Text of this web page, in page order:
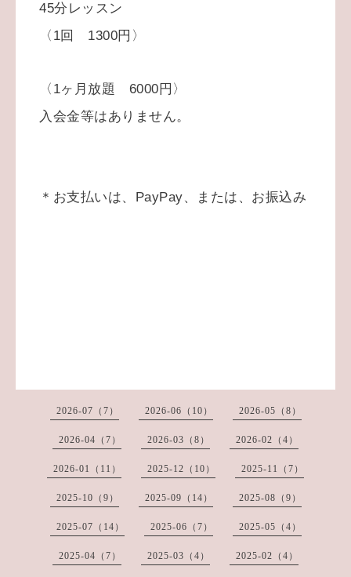
45分レッスン
〈1回 1300円〉
〈1ヶ月放題 6000円〉
入会金等はありません。
＊お支払いは、PayPay、または、お振込み
2026-07（7） 2026-06（10） 2026-05（8）
2026-04（7） 2026-03（8） 2026-02（4）
2026-01（11） 2025-12（10） 2025-11（7）
2025-10（9） 2025-09（14） 2025-08（9）
2025-07（14） 2025-06（7） 2025-05（4）
2025-04（7） 2025-03（4） 2025-02（4）